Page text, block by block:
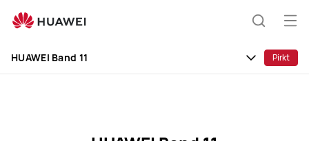
Band
Specification
HUAWEI Band 11 Pirkt